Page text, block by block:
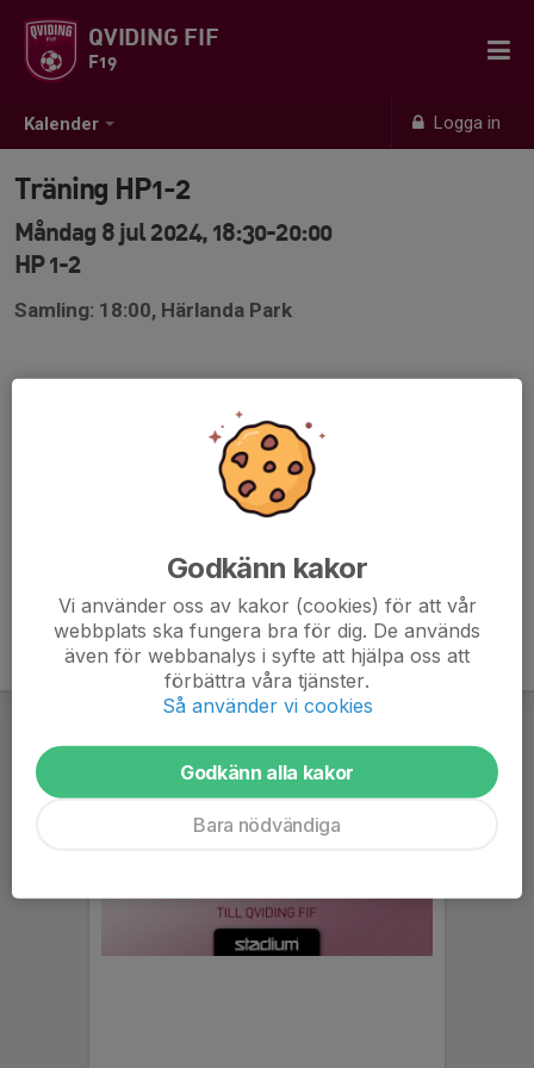
Kalender Logga in
QVIDING FIF
F19
Träning HP1-2
Måndag 8 jul 2024, 18:30-20:00
HP 1-2
Samling: 18:00, Härlanda Park
Godkänn kakor
Vi använder oss av kakor (cookies) för att vår
webbplats ska fungera bra för dig. De används
även för webbanalys i syfte att hjälpa oss att
förbättra våra tjänster.
Så använder vi cookies
Godkänn alla kakor
Bara nödvändiga